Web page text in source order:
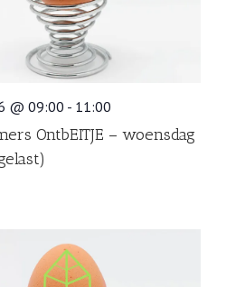
@ 09:00 - 11:00
OntbEITJE – woensdag